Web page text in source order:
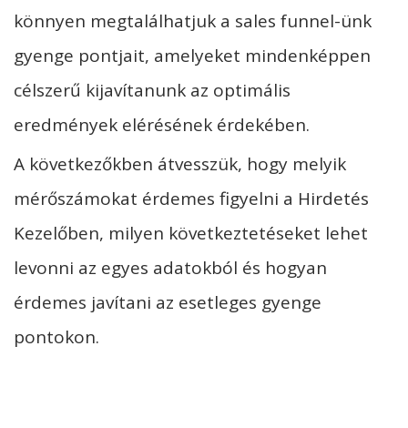
könnyen megtalálhatjuk a sales funnel-ünk
gyenge pontjait, amelyeket mindenképpen
célszerű kijavítanunk az optimális
eredmények elérésének érdekében.
A következőkben átvesszük, hogy melyik
mérőszámokat érdemes figyelni a Hirdetés
Kezelőben, milyen következtetéseket lehet
levonni az egyes adatokból és hogyan
érdemes javítani az esetleges gyenge
pontokon.